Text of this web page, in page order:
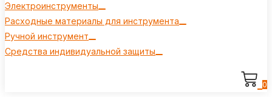
Электроинструменты
Расходные материалы для инструмента
Ручной инструмент
Средства индивидуальной защиты
0